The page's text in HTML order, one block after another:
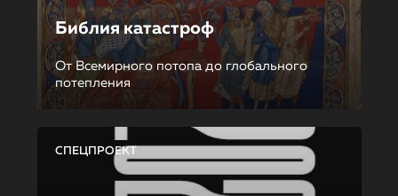
Библия катастроф
От Всемирного потопа до глобального
потепления
СПЕЦПРОЕКТ